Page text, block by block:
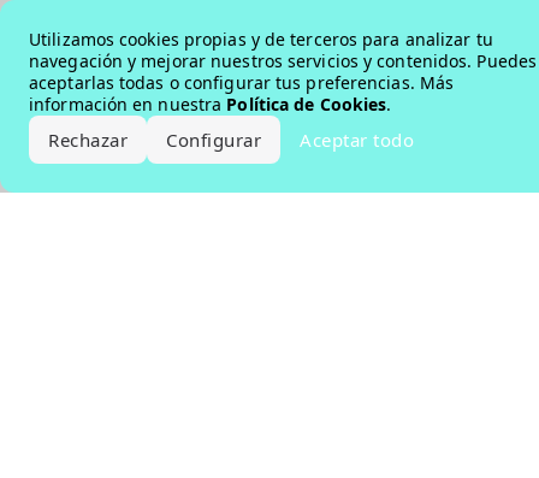
Utilizamos cookies propias y de terceros para analizar tu
navegación y mejorar nuestros servicios y contenidos. Puedes
aceptarlas todas o configurar tus preferencias. Más
información en nuestra Política de Cookies.
Rechazar Configurar Aceptar todo
Error loading the brand